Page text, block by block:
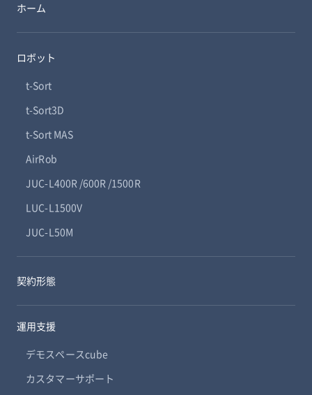
ホーム
ロボット
t-Sort
t-Sort3D
t-Sort MAS
AirRob
JUC-L400R /600R /1500R
LUC-L1500V
JUC-L50M
契約形態
運用支援
デモスペースcube
カスタマーサポート